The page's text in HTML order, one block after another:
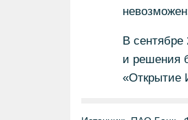
В сентябре
и решения
«Открытие